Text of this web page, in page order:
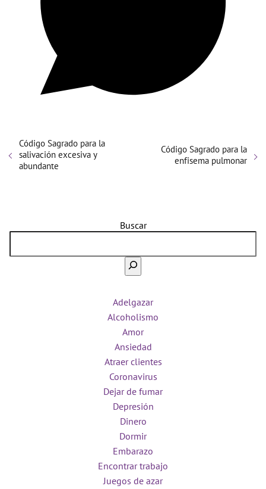
Código Sagrado para la
salivación excesiva y
abundante
Código Sagrado para la
enfisema pulmonar
Buscar
Adelgazar
Alcoholismo
Amor
Ansiedad
Atraer clientes
Coronavirus
Dejar de fumar
Depresión
Dinero
Dormir
Embarazo
Encontrar trabajo
Juegos de azar